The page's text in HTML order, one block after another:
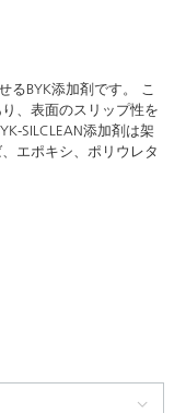
るBYK添加剤です。 こ
、表面のスリップ性を
SILCLEAN添加剤は架
エポキシ、ポリウレタ